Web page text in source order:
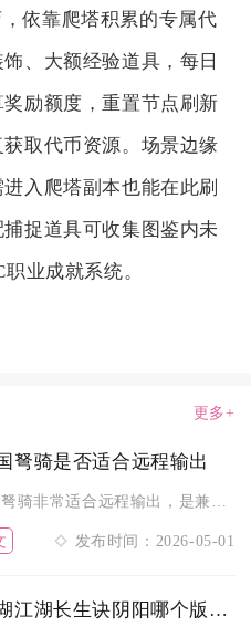
依靠爬塔积累的专属代
、大额经验道具，每日
励额度，重置节点刷新
取代币资源。场景边缘
入爬塔副本也能在此刷
捉道具可收集图鉴内未
业成就系统。
更多+
弩骑是否适合远程输出
发布时间：2026-05-01
放置江湖江湖长生诀阴阳哪个版本更好